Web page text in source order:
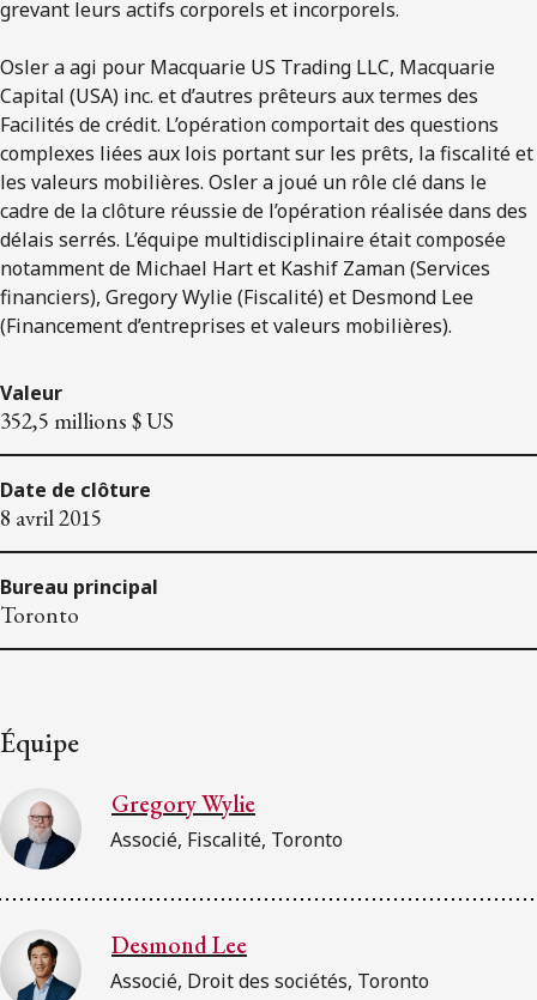
grevant leurs actifs corporels et incorporels.
Osler a agi pour Macquarie US Trading LLC, Macquarie
Capital (USA) inc. et d’autres prêteurs aux termes des
Facilités de crédit. L’opération comportait des questions
complexes liées aux lois portant sur les prêts, la fiscalité et
les valeurs mobilières. Osler a joué un rôle clé dans le
cadre de la clôture réussie de l’opération réalisée dans des
délais serrés. L’équipe multidisciplinaire était composée
notamment de Michael Hart et Kashif Zaman (Services
financiers), Gregory Wylie (Fiscalité) et Desmond Lee
(Financement d’entreprises et valeurs mobilières).
Valeur
352,5 millions $ US
Date de clôture
8 avril 2015
Bureau principal
Toronto
Équipe
Gregory Wylie
Associé, Fiscalité, Toronto
Desmond Lee
Associé, Droit des sociétés, Toronto